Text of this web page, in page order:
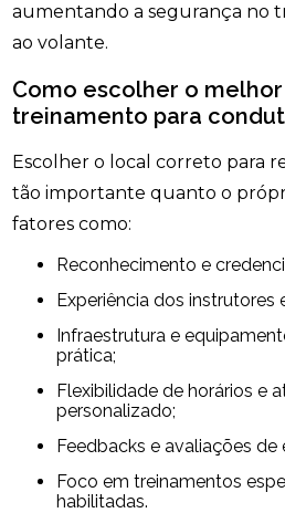
aumentando a segurança no
ao volante.
Como escolher o
treinamento para
Escolher o local correto para
tão importante quanto o
fatores como:
Reconhecimento e
Experiência dos
Infraestrutura e equipamentos disponíveis para
prática;
Flexibilidade de horários e atendimento
personalizado;
Feedbacks e avaliações de
Foco em treinamentos específicos para condutoras
habilitadas.